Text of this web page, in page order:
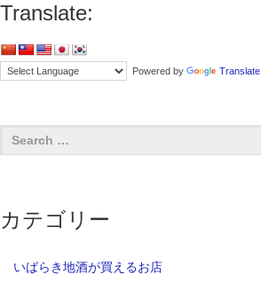
Translate:
Powered by Translate
カテゴリー
いばらき地酒が買えるお店